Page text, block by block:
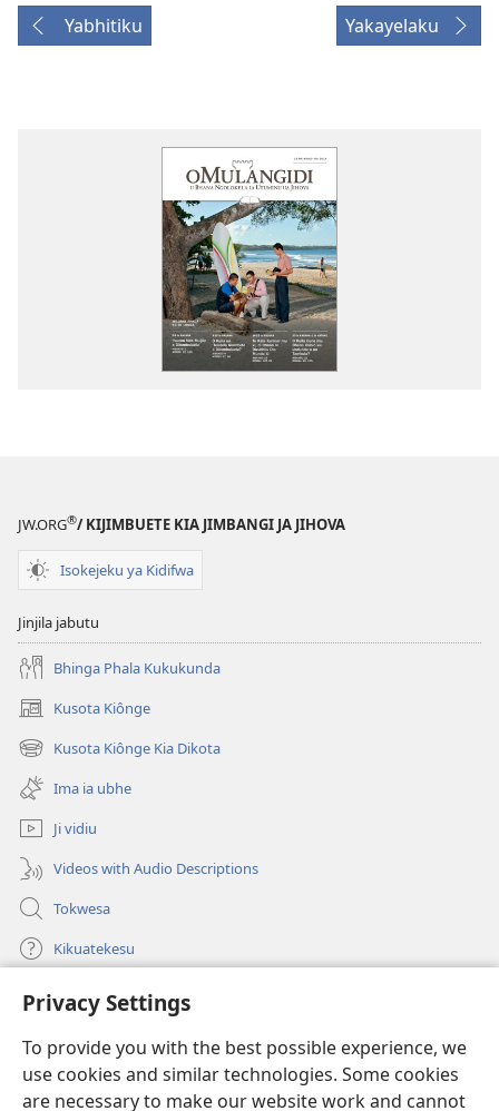
Privacy Settings
To provide you with the best possible experience, we
use cookies and similar technologies. Some cookies
are necessary to make our website work and cannot
Yabhitiku Yakayelaku
JW.ORG®/ KIJIMBUETE KIA JIMBANGI JA JIHOVA
Isokejeku ya Kidifwa
Jinjila jabutu
Bhinga Phala Kukukunda
Kusota Kiônge
(opens
new
window)
Kusota Kiônge Kia Dikota
(opens
new
window)
Ima ia ubhe
Ji vidiu
Videos with Audio Descriptions
Tokwesa
Kikuatekesu
Kusangela kitadi
(opens
window)Mulangidi KIDIDI KIA KU BHAKA MADIVULU MU INTERNETE™
(opens
new